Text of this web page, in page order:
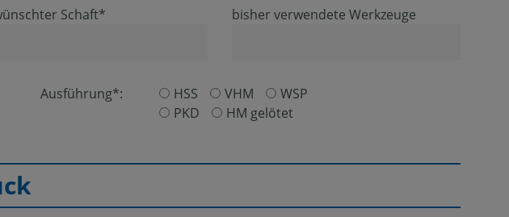
Schaft* bisher verwendete Werkzeuge
Ausführung*: HSS VHM
WSP
PKD
HM gelötet